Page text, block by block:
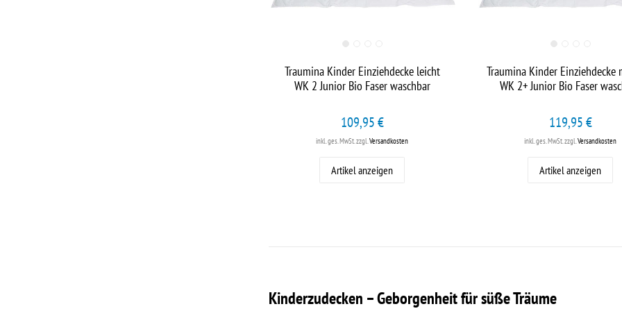
Traumina Kinder Einziehdecke leicht
WK 2 Junior Bio Faser waschbar
109,95 €
inkl. ges. MwSt. zzgl.Versandkosten
Artikel anzeigen
Traumina Kinder Einziehdecke
WK 2+ Junior Bio Faser
119,95 €
inkl. ges. MwSt. zzgl.Versandkosten
Artikel anzeigen
Kinderzudecken – Geborgenheit für süße Träume